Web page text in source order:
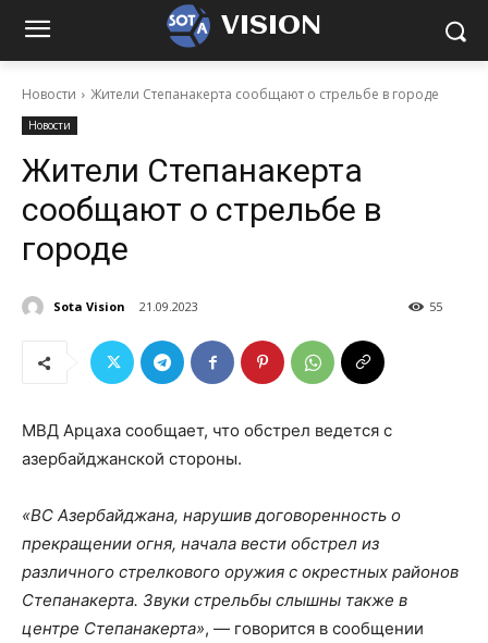
VISION
Новости Жители Степанакерта сообщают о стрельбе в городе
Новости
Жители Степанакерта
сообщают о стрельбе в
городе
Sota Vision 21.09.2023 55
МВД Арцаха сообщает, что обстрел ведется с
азербайджанской стороны.
«ВС Азербайджана, нарушив договоренность о
прекращении огня, начала вести обстрел из
различного стрелкового оружия с окрестных районов
Степанакерта. Звуки стрельбы слышны также в
центре Степанакерта», — говорится в сообщении